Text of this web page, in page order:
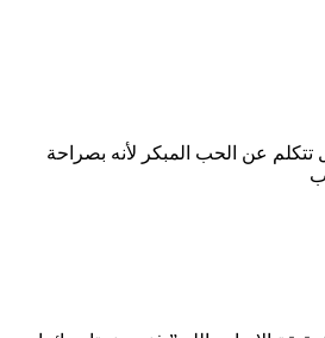
عن الحب المبكر لأنه بصراحة